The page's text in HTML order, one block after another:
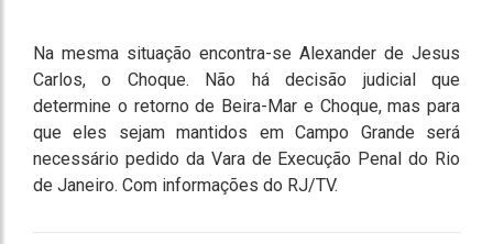
Na mesma situação encontra-se Alexander de Jesus
Carlos, o Choque. Não há decisão judicial que
determine o retorno de Beira-Mar e Choque, mas para
que eles sejam mantidos em Campo Grande será
necessário pedido da Vara de Execução Penal do Rio
de Janeiro. Com informações do RJ/TV.